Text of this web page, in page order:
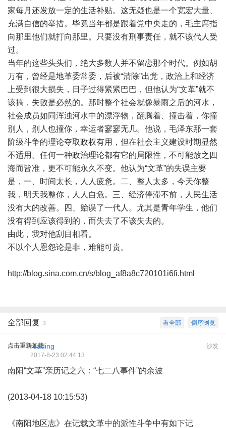
家每月还发放一定的生活补贴。这无疑也是一个宽宏大量、
充满自信的举措。毕竟当年都是跟着党中央走的，毛主席指
向那里他们就打向那里。只要没有刑事责任，就不该代人受
过。
当年的这些头头们，绝大多数人并不留恋那个时代。例如胡
万有，曾经是地革委常委，后被“清除”出党，政治上和经济
上受到很大损失，日子过得紧紧巴巴，但他认为“文革”就不
该搞，失败是必然的。那时整个社会就像暴雨之后的河水，
社会成员如同浑浊河水中的漂浮物，翻腾着、撞击着，你撞
别人，别人也撞你，幸运者寥寥无几。他说，毛泽东那一套
阶级斗争的理论夺取政权有用，但在社会主义建设时期显然
不适用。任何一种政治理论都有它的局限性，不可能放之四
海而皆准，更不可能永久不变。他认为“文革”的失误主要
是，一、时间太长，人人疲惫。二、整人太多，今天你整
我，明天我整你，人人自危。三、经济停滞不前，人民生活
没有大的改善。四、贻误了一代人。尤其是青年学生，他们
没有得到应该得到的，而失去了不该失去的。
由此，我对他刮目相看。
不以个人恩怨论是非，难能可贵。
http://blog.sina.com.cn/s/blog_af8a8c720101i6fi.html
倒序浏览
看全部
全部回复 3
点击重新加载 沙发
reading
2017-8-23 02:44:13
南阳“文革”亲历记之六：“七二八事件”的余波
(2013-04-18 10:15:53)
《南阳地区志》在记载文革中的派性斗争中有如下记